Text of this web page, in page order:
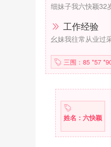
细妹子我六快颖32
工作经验
幺妹我往常从业过
三围：85 *57
姓名：六快颖